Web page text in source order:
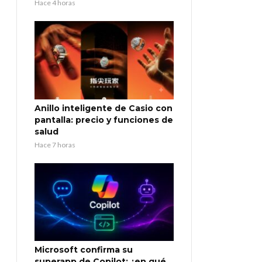
Hace 4 horas
Anillo inteligente de Casio con
pantalla: precio y funciones de
salud
Hace 7 horas
Microsoft confirma su